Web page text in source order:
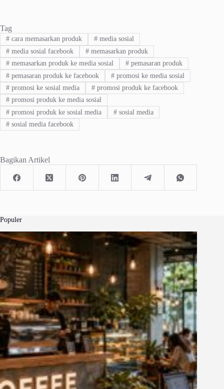
Tag
#cara memasarkan produk #media sosial
#media sosial facebook #memasarkan produk
#memasarkan produk ke media sosial #pemasaran produk
#pemasaran produk ke facebook #promosi ke media sosial
#promosi ke sosial media #promosi produk ke facebook
#promosi produk ke media sosial
#promosi produk ke sosial media #sosial media
#sosial media facebook
Bagikan Artikel
Populer